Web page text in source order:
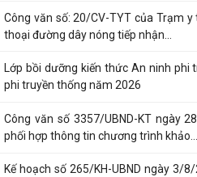
Công văn số: 20/CV-TYT của Trạm
thoại đường dây nóng tiếp nhận...
Lớp bồi dưỡng kiến thức An ninh phi
phi truyền thống năm 2026
Công văn số 3357/UBND-KT ngày
phối hợp thông tin chương trình khảo...
Kế hoạch số 265/KH-UBND ngày 3/